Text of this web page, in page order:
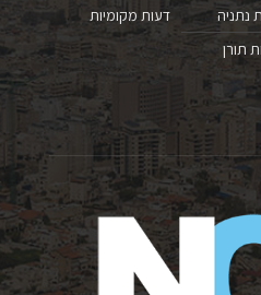
נתניה
תורן
דעות מקומיות